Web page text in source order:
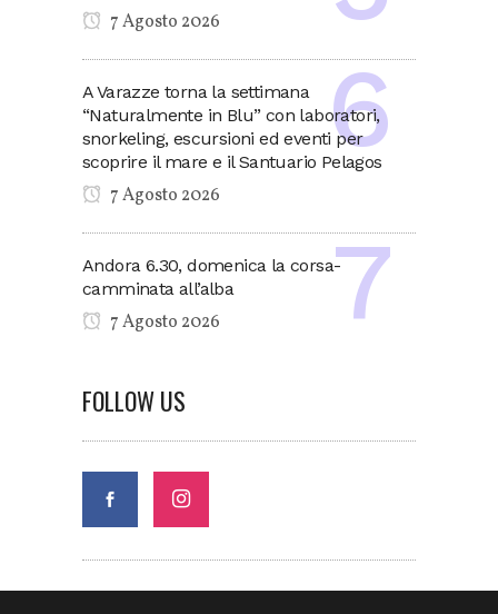
7 Agosto 2026
A Varazze torna la settimana
“Naturalmente in Blu” con laboratori,
snorkeling, escursioni ed eventi per
scoprire il mare e il Santuario Pelagos
7 Agosto 2026
Andora 6.30, domenica la corsa-
camminata all’alba
7 Agosto 2026
FOLLOW US